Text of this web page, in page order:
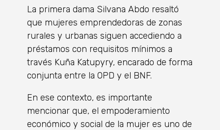
La primera dama Silvana Abdo resaltó
que mujeres emprendedoras de zonas
rurales y urbanas siguen accediendo a
préstamos con requisitos mínimos a
través Kuña Katupyry, encarado de forma
conjunta entre la OPD y el BNF.
En ese contexto, es importante
mencionar que, el empoderamiento
económico y social de la mujer es uno de